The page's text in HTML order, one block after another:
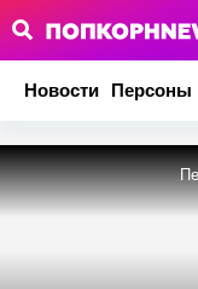
Новости Персоны